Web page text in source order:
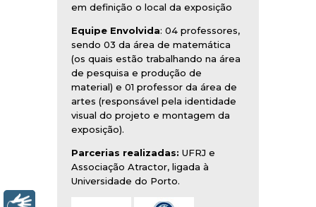
em definição o local da exposição
Equipe Envolvida: 04 professores,
sendo 03 da área de matemática
(os quais estão trabalhando na área
de pesquisa e produção de
material) e 01 professor da área de
artes (responsável pela identidade
visual do projeto e montagem da
exposição).
Parcerias realizadas: UFRJ e
Associação Atractor, ligada à
Universidade do Porto.